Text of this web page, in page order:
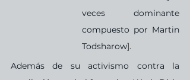
veces dominante
compuesto por Martin
Todsharow].
Además de su activismo contra la